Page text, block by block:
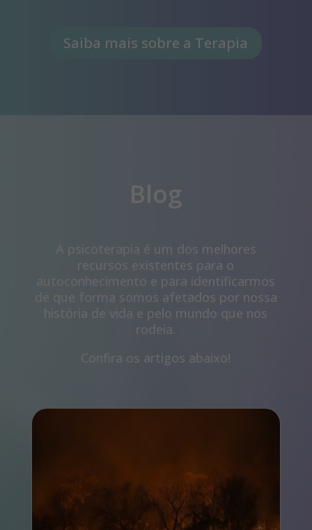
Saiba mais sobre a Terapia
Blog
A psicoterapia é um dos melhores
recursos existentes para o
autoconhecimento e para identificarmos
de que forma somos afetados por nossa
história de vida e pelo mundo que nos
rodeia.
Confira os artigos abaixo!